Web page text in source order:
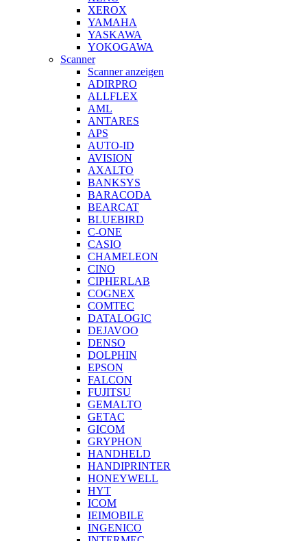
XEROX
YAMAHA
YASKAWA
YOKOGAWA
Scanner
Scanner anzeigen
ADIRPRO
ALLFLEX
AML
ANTARES
APS
AUTO-ID
AVISION
AXALTO
BANKSYS
BARACODA
BEARCAT
BLUEBIRD
C-ONE
CASIO
CHAMELEON
CINO
CIPHERLAB
COGNEX
COMTEC
DATALOGIC
DEJAVOO
DENSO
DOLPHIN
EPSON
FALCON
FUJITSU
GEMALTO
GETAC
GICOM
GRYPHON
HANDHELD
HANDIPRINTER
HONEYWELL
HYT
ICOM
IEIMOBILE
INGENICO